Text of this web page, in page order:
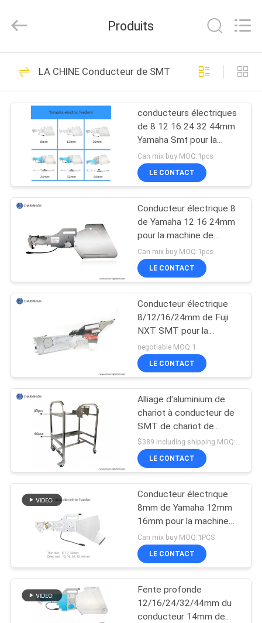
MAISON
PRODUITS
VIDÉOS
PROPOS
DE
NOUS
DE
CONTRÔLE
CONTACTEZ-
NOUVELLES
SHOPPING
CARTE
CHARMHIGH
TECHNOLOGY
Rights
Machine de
transfert de SMT
74
Chaîne de
production de SMT
37
Imprimante de
pochoir
23
Four de ré-
écoulement de SMT
34
Conducteur de SMT
21
Produits
LA CHINE Conducteur de SMT
conducteurs électriques
de 8 12 16 24 32 44mm
Yamaha Smt pour la
machine de transfert de
YV YG
Can mix buy MOQ:1pcs
LE CONTACT
Conducteur électrique 8
de Yamaha 12 16 24mm
pour la machine de
transfert de DIY, machine
de Charmhigh SMT
Can mix buy MOQ:1pcs
LE CONTACT
Conducteur électrique
8/12/16/24mm de Fuji
NXT SMT pour la
machine 863 de
transfert de Charmhigh
CHM-860 861
negotiable MOQ:1
LE CONTACT
Alliage d'aluminium de
chariot à conducteur de
SMT de chariot de
stockage solides
solubles Matieral pour la
machine de Yamaha YV
$389 including shipping MOQ:1pcs
LE CONTACT
Conducteur électrique
8mm de Yamaha 12mm
16mm pour la machine
de transfert de DIY SMT
Can mix buy MOQ:1PCS
LE CONTACT
Fente profonde
12/16/24/32/44mm du
conducteur 14mm de